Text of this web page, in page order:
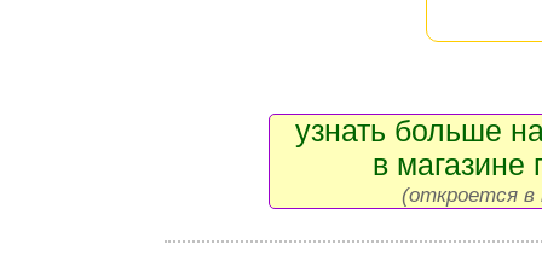
узнать больше
в магазине
(откроется в